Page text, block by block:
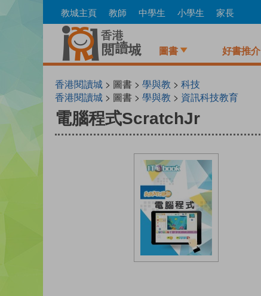
to
教城主頁 教師 中學生 小學生 家長
圖書 好書推介
香港閱讀城 > 圖書 > 學與教 > 科技
香港閱讀城 > 圖書 > 學與教 > 資訊科技教育
電腦程式ScratchJr